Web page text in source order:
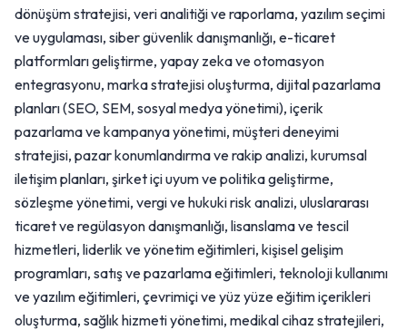
dönüşüm stratejisi, veri analitiği ve raporlama, yazılım seçimi
ve uygulaması, siber güvenlik danışmanlığı, e-ticaret
platformları geliştirme, yapay zeka ve otomasyon
entegrasyonu, marka stratejisi oluşturma, dijital pazarlama
planları (SEO, SEM, sosyal medya yönetimi), içerik
pazarlama ve kampanya yönetimi, müşteri deneyimi
stratejisi, pazar konumlandırma ve rakip analizi, kurumsal
iletişim planları, şirket içi uyum ve politika geliştirme,
sözleşme yönetimi, vergi ve hukuki risk analizi, uluslararası
ticaret ve regülasyon danışmanlığı, lisanslama ve tescil
hizmetleri, liderlik ve yönetim eğitimleri, kişisel gelişim
programları, satış ve pazarlama eğitimleri, teknoloji kullanımı
ve yazılım eğitimleri, çevrimiçi ve yüz yüze eğitim içerikleri
oluşturma, sağlık hizmeti yönetimi, medikal cihaz stratejileri,